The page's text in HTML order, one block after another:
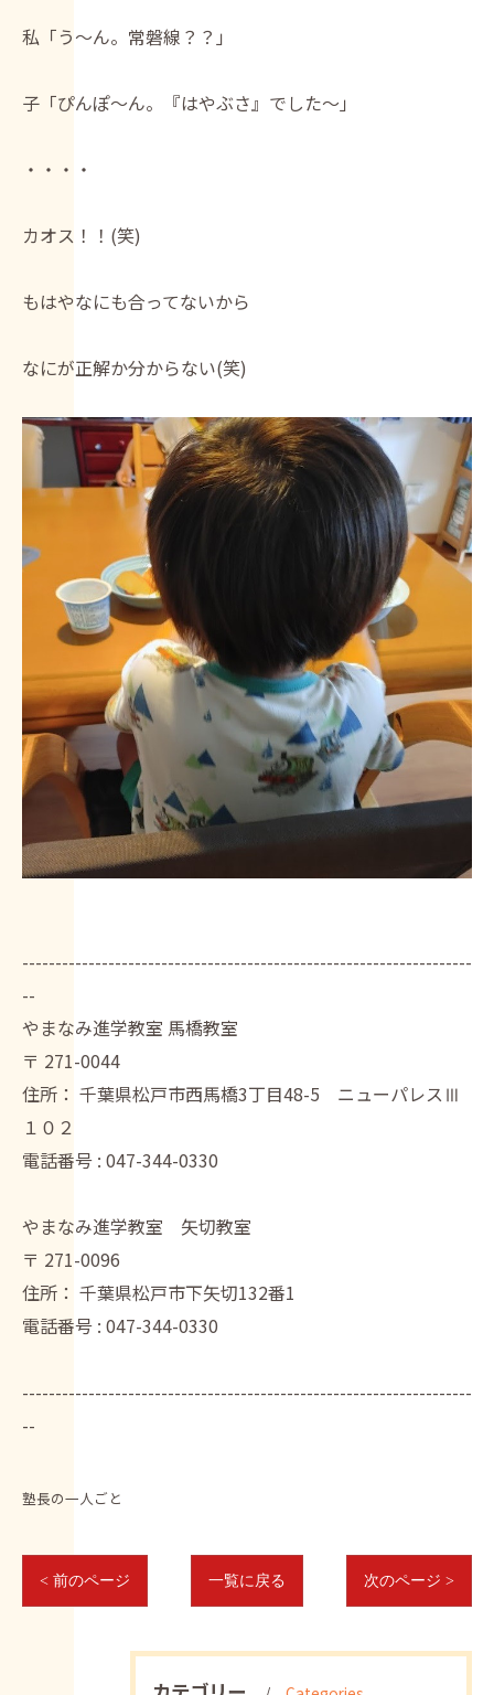
私「う～ん。常磐線？？」
子「ぴんぽ～ん。『はやぶさ』でした～」
・・・・
カオス！！(笑)
もはやなにも合ってないから
なにが正解か分からない(笑)
--------------------------------------------------------------------
--
やまなみ進学教室 馬橋教室
〒 271-0044
住所： 千葉県松戸市西馬橋3丁目48-5 ニューパレスⅢ
１０２
電話番号 : 047-344-0330
やまなみ進学教室 矢切教室
〒 271-0096
住所： 千葉県松戸市下矢切132番1
電話番号 : 047-344-0330
--------------------------------------------------------------------
--
塾長の一人ごと
< 前のページ 一覧に戻る 次のページ >